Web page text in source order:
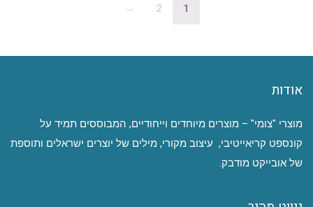
1
2
→
אודות
מוצרי "צומי" – מוצרים מיוחדים וייחודיים, המבוססים תמיד על
קונספט קריאייטיבי, עיצוב מקורי, מילים של יוצרים ישראלים ותוספת
של אובייקט מודבק.